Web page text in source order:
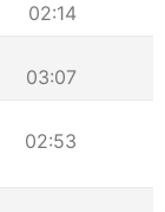
02:14
03:07
02:53